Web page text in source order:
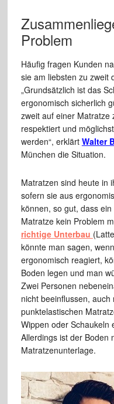
Problem
Häufig fragen Kunden
sie am liebsten zu zweit
„Grundsätzlich ist das
ergonomisch sicherlich
zweit auf einer Matratze
respektiert und
werden“, erklärt Walter
München die Situation.
Matratzen sind heute in
sofern sie aus
können, so gut, dass
Matratze kein Problem
richtige Unterbau
könnte man sagen,
ergonomisch reagiert,
Boden legen und man
Zwei Personen
nicht beeinflussen,
punktelastischen
Wippen oder Schaukeln
Allerdings ist der Boden
Matratzenunterlage.